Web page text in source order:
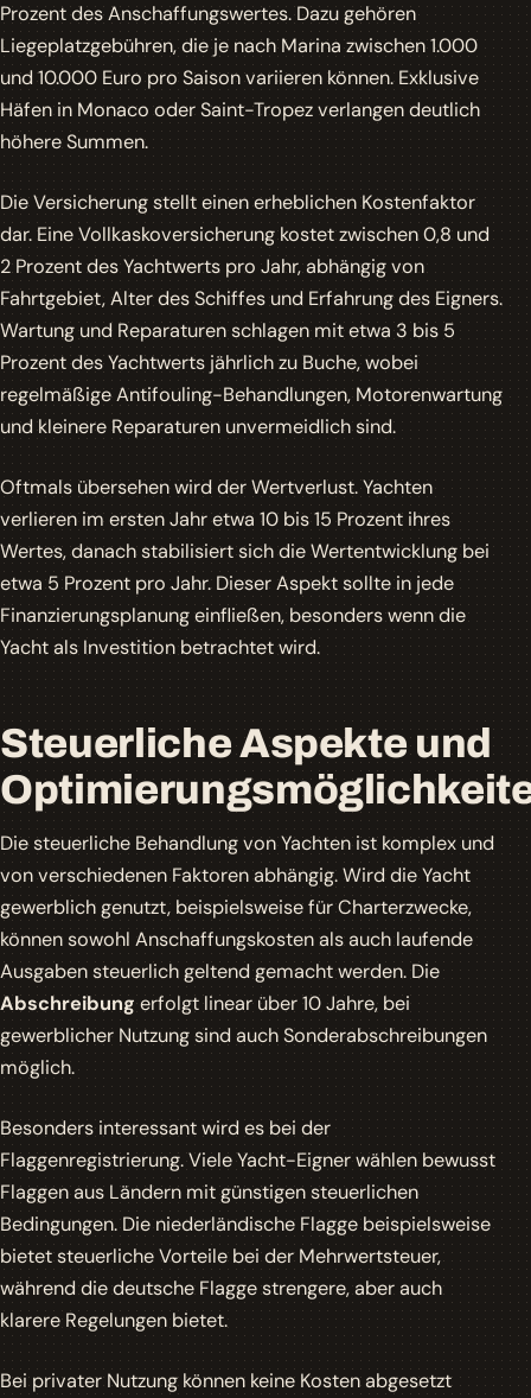
Prozent des Anschaffungswertes. Dazu gehören
Liegeplatzgebühren, die je nach Marina zwischen 1.000
und 10.000 Euro pro Saison variieren können. Exklusive
Häfen in Monaco oder Saint-Tropez verlangen deutlich
höhere Summen.
DieVersicherungstellt einen erheblichen Kostenfaktor
dar. Eine Vollkaskoversicherung kostet zwischen 0,8 und
2 Prozent des Yachtwerts pro Jahr, abhängig von
Fahrtgebiet, Alter des Schiffes und Erfahrung des Eigners.
Wartung und Reparaturen schlagen mit etwa 3 bis 5
Prozent des Yachtwerts jährlich zu Buche, wobei
regelmäßige Antifouling-Behandlungen, Motorenwartung
und kleinere Reparaturen unvermeidlich sind.
Oftmals übersehen wird der Wertverlust. Yachten
verlieren im ersten Jahr etwa 10 bis 15 Prozent ihres
Wertes, danach stabilisiert sich die Wertentwicklung bei
etwa 5 Prozent pro Jahr. Dieser Aspekt sollte in jede
Finanzierungsplanung einfließen, besonders wenn die
Yacht als Investition betrachtet wird.
Steuerliche Aspekte und
Die steuerliche Behandlung von Yachten ist komplex und
von verschiedenen Faktoren abhängig. Wird die Yacht
gewerblich genutzt, beispielsweise für Charterzwecke,
können sowohl Anschaffungskosten als auch laufende
Ausgaben steuerlich geltend gemacht werden. Die
Abschreibungerfolgt linear über 10 Jahre, bei
gewerblicher Nutzung sind auch Sonderabschreibungen
möglich.
Besonders interessant wird es bei der
Flaggenregistrierung. Viele Yacht-Eigner wählen bewusst
Flaggen aus Ländern mit günstigen steuerlichen
Bedingungen. Die niederländische Flagge beispielsweise
bietet steuerliche Vorteile bei der Mehrwertsteuer,
während die deutsche Flagge strengere, aber auch
klarere Regelungen bietet.
Bei privater Nutzung können keine Kosten abgesetzt